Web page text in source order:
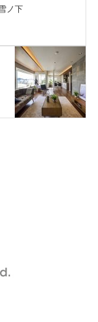
ノ下